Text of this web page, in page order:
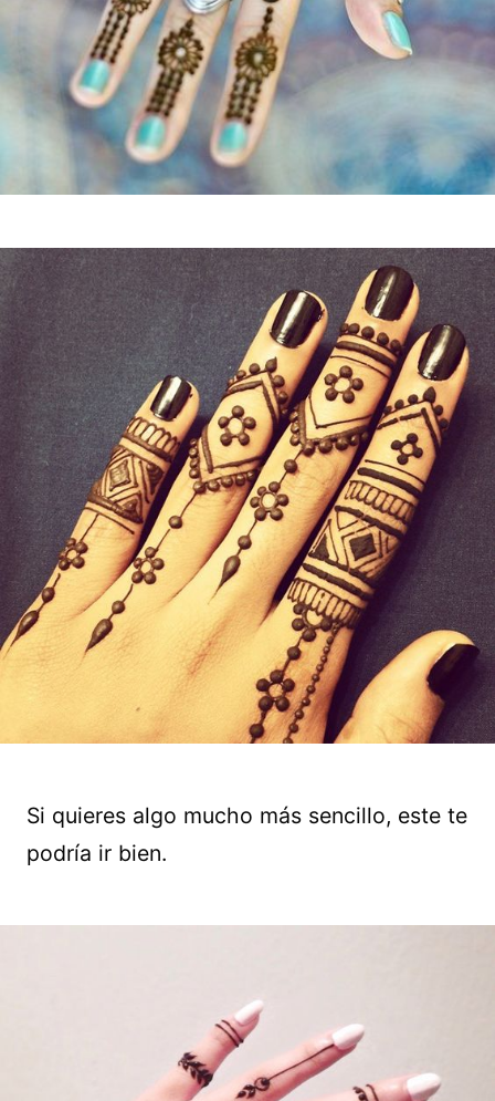
Si quieres algo mucho más sencillo, este te
podría ir bien.